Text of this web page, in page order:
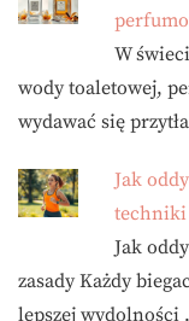
W
wody toaletowej,
wydawać się
Jak
techniki
Jak
zasady Każdy
lepszej wydolności